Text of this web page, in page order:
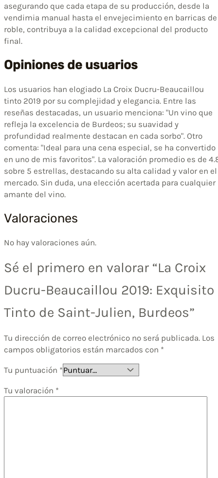
asegurando que cada etapa de su producción, desde la
vendimia manual hasta el envejecimiento en barricas de
roble, contribuya a la calidad excepcional del producto
final.
Opiniones de usuarios
Los usuarios han elogiado La Croix Ducru-Beaucaillou
tinto 2019 por su complejidad y elegancia. Entre las
reseñas destacadas, un usuario menciona: "Un vino que
refleja la excelencia de Burdeos; su suavidad y
profundidad realmente destacan en cada sorbo". Otro
comenta: "Ideal para una cena especial, se ha convertido
en uno de mis favoritos". La valoración promedio es de
sobre 5 estrellas, destacando su alta calidad y valor en el
mercado. Sin duda, una elección acertada para cualquier
amante del vino.
Valoraciones
No hay valoraciones aún.
Sé el primero en valorar “La Croix
Ducru-Beaucaillou 2019: Exquisito
Tinto de Saint-Julien, Burdeos”
Tu dirección de correo electrónico no será publicada. Los
campos obligatorios están marcados con *
Tu puntuación *
Tu valoración *